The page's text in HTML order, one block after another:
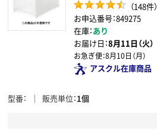
（148件）
お申込番号：849275
在庫：あり
お届け日：8月11日（火）
お急ぎ便：8月10日（月）
アスクル在庫商品
型番 販売単位 1個